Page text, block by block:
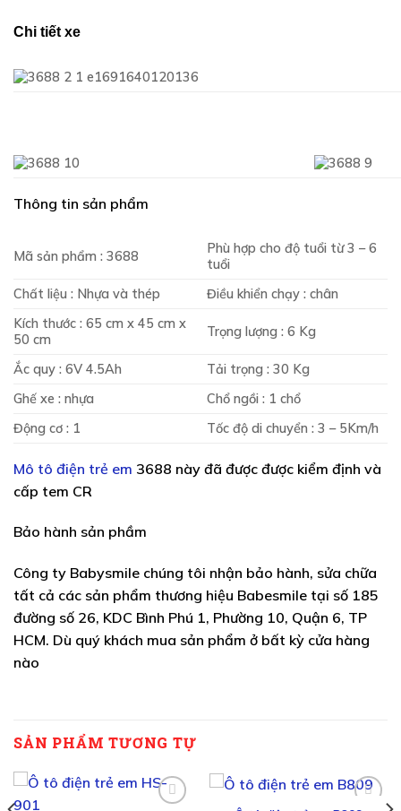
Chi tiết xe
Thông tin sản phẩm
Mã sản phẩm : 3688
Phù hợp cho độ tuổi từ 3 – 6
tuổi
Chất liệu : Nhựa và thép
Điều khiển chạy : chân
Kích thước : 65 cm x 45 cm x
50 cm
Trọng lượng : 6 Kg
Ắc quy : 6V 4.5Ah
Tải trọng : 30 Kg
Ghế xe : nhựa
Chổ ngồi : 1 chổ
Động cơ : 1
Tốc độ di chuyển : 3 – 5Km/h
Mô tô điện trẻ em 3688 này đã được được kiểm định và
cấp tem CR
Bảo hành sản phầm
Công ty Babysmile chúng tôi nhận bảo hành, sửa chữa
tất cả các sản phẩm thương hiệu Babesmile tại số 185
đường số 26, KDC Bình Phú 1, Phường 10, Quận 6, TP
HCM. Dù quý khách mua sản phẩm ở bất kỳ cửa hàng
nào
SẢN PHẨM TƯƠNG TỰ